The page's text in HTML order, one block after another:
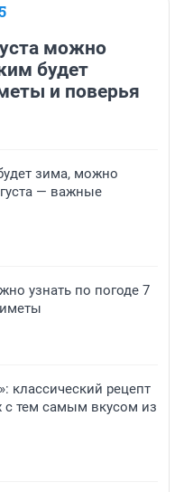
можно
будет
и поверья
зима, можно
— важные
узнать по погоде 7
классический рецепт
с тем самым вкусом из